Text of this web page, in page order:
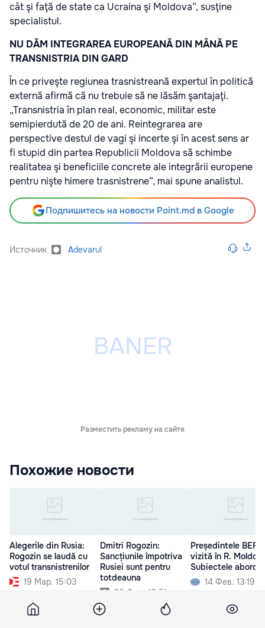
cât şi faţă de state ca Ucraina şi Moldova“, susţine
specialistul.
NU DĂM INTEGRAREA EUROPEANĂ DIN MÂNĂ PE
TRANSNISTRIA DIN GARD
În ce priveşte regiunea trasnistreană expertul în politică
externă afirmă că nu trebuie să ne lăsăm şantajaţi.
„Transnistria în plan real, economic, militar este
semipierdută de 20 de ani. Reintegrarea are
perspective destul de vagi şi incerte şi în acest sens ar
fi stupid din partea Republicii Moldova să schimbe
realitatea şi beneficiile concrete ale integrării europene
pentru nişte himere trasnistrene“, mai spune analistul.
Подпишитесь на новости Point.md в Google
Источник Adevarul
Разместить рекламу на сайте
Похожие новости
Alegerile din Rusia:
Rogozin se laudă cu
votul transnistrenilor
19 Мар. 15:03
Dmitri Rogozin:
Sancțiunile împotriva
Rusiei sunt pentru
totdeauna
26 Фев. 16:51
Președintele
vizită în R.
Subiectele
14 Фев. 13:19